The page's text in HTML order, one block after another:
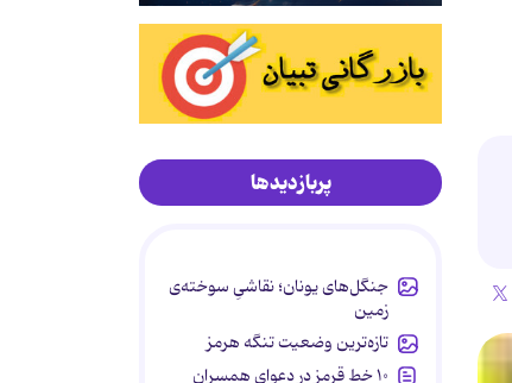
پربازدیدها
جنگل‌های یونان؛ نقاشیِ سوخته‌ی
زمین
تازه‌ترین وضعیت تنگه هرمز
۱۰ خط قرمز در دعوای همسران